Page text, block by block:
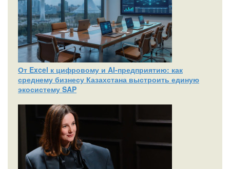
От Excel к цифровому и AI‑предприятию: как
среднему бизнесу Казахстана выстроить единую
экосистему SAP